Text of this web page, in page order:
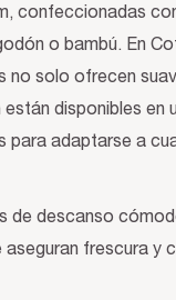
confeccionadas
o bambú. En
no solo ofrecen
disponibles en
para adaptarse a
de descanso
aseguran frescura y